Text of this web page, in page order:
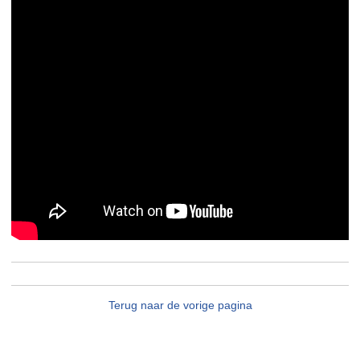
Terug naar de vorige pagina